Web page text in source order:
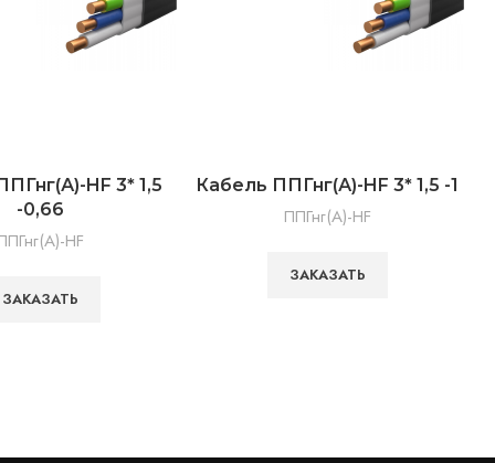
HF 3* 1,5
-0,66
HF
ЗАКАЗАТЬ
Кабель ППГнг(А)-HF 3* 1,5 -1
ППГнг(А)-HF
ЗАКАЗАТЬ